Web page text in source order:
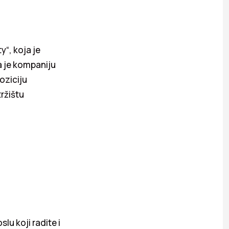
koja je
je kompaniju
koji radite i